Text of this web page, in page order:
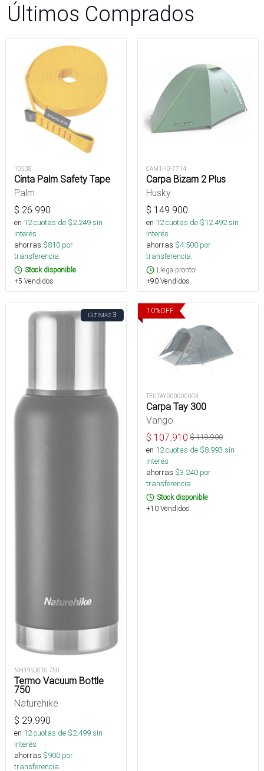
Últimos Comprados
10538
Cinta Palm Safety Tape
Palm
$ 26.990
en 12cuotas de $2.249sin
interés
ahorras $810 por
transferencia.
Stock disponible
+5 Vendidos
CAM1H0-7714
Carpa Bizam 2 Plus
Husky
$ 149.900
en 12cuotas de $12.492sin
interés
ahorras $4.500 por
transferencia.
Llega pronto!
+90 Vendidos
ÚLTIMAS3
NH19SJ010 750
Termo Vacuum Bottle
750
Naturehike
$ 29.990
en 12cuotas de $2.499sin
interés
ahorras $900 por
transferencia.
10%OFF
TEUTAY000000003
Carpa Tay 300
Vango
$ 107.910 $119.900
en 12cuotas de $8.993 sin
interés
ahorras $3.240 por
transferencia.
Stock disponible
+10 Vendidos